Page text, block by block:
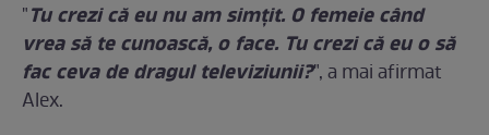
"Tu crezi că eu nu am simțit. O femeie când
vrea să te cunoască, o face. Tu crezi că eu o să
fac ceva de dragul televiziunii?", a mai afirmat
Alex.